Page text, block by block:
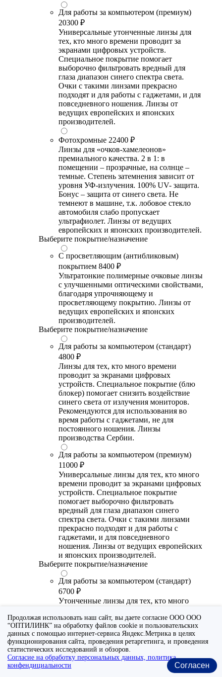
Для работы за компьютером (премиум)
20300 ₽
Универсальные утонченные линзы для
тех, кто много времени проводит за
экранами цифровых устройств.
Специальное покрытие помогает
выборочно фильтровать вредный для
глаза диапазон синего спектра света.
Очки с такими линзами прекрасно
подходят и для работы с гаджетами, и для
повседневного ношения. Линзы от
ведущих европейских и японских
производителей.
Фотохромные 22400 ₽
Линзы для «очков-хамелеонов»
премиального качества. 2 в 1: в
помещении – прозрачные, на солнце –
темные. Степень затемнения зависит от
уровня УФ-излучения. 100% UV- защита.
Бонус – защита от синего света. Не
темнеют в машине, т.к. лобовое стекло
автомобиля слабо пропускает
ультрафиолет. Линзы от ведущих
европейских и японских производителей.
Выберите покрытие/назначение
С просветляющим (антибликовым)
покрытием 8400 ₽
Ультратонкие полимерные очковые линзы
с улучшенными оптическими свойствами,
благодаря упрочняющему и
просветляющему покрытию. Линзы от
ведущих европейских и японских
производителей.
Выберите покрытие/назначение
Для работы за компьютером (стандарт)
4800 ₽
Линзы для тех, кто много времени
проводит за экранами цифровых
устройств. Специальное покрытие (блю
блокер) помогает снизить воздействие
синего света от излучения мониторов.
Рекомендуются для использования во
время работы с гаджетами, не для
постоянного ношения. Линзы
производства Сербии.
Для работы за компьютером (премиум)
11000 ₽
Универсальные линзы для тех, кто много
времени проводит за экранами цифровых
устройств. Специальное покрытие
помогает выборочно фильтровать
вредный для глаза диапазон синего
спектра света. Очки с такими линзами
прекрасно подходят и для работы с
гаджетами, и для повседневного
ношения. Линзы от ведущих европейских
и японских производителей.
Выберите покрытие/назначение
Для работы за компьютером (стандарт)
6700 ₽
Утонченные линзы для тех, кто много
устройств. Специальное покрытие (блю
блокер) помогает снизить воздействие
синего света от излучения мониторов.
Рекомендуются для использования во
время работы с гаджетами, не для
постоянного ношения. Линзы
производства Сербии или Ю.-В. Азии.
Продолжая использовать наш сайт, вы даете согласие ООО ООО
“ОПТИЛИНК” на обработку файлов cookie и пользовательских
данных с помощью интернет-сервиса Яндекс.Метрика в целях
функционирования сайта, проведения ретаргетинга, и проведения
статистических исследований и обзоров.
Согласие на обработку персональных данных, политика
конфендициальности
Согласен